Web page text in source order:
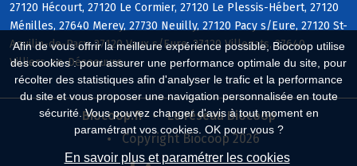
Afin de vous offrir la meilleure expérience possible, Biocoop utilise
des cookies : pour assurer une performance optimale du site, pour
récolter des statistiques afin d'analyser le trafic et la performance
du site et vous proposer une navigation personnalisée en toute
sécurité. Vous pouvez changer d'avis à tout moment en
paramétrant vos cookies. OK pour vous ?
En savoir plus et paramétrer les cookies
27120 Hécourt, 27120 Le Cormier, 27120 Le Plessis-Hébert, 27120
Ménilles, 27640 Merey, 27730 Neuilly, 27120 Pacy s/Eure, 27120 St-
Aquilin-de-Pacy, 27120 Vaux s/Eure, 27120 Villegats, 27640
Villiers-en-Désoeuvre
Biocoop.fr
Le réseau Biocoop
Copyright Biocoop 2026